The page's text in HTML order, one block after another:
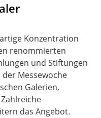
Konzentration
renommierten
und Stiftungen
Messewoche
Galerien,
das Angebot.